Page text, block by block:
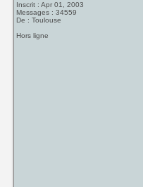
Inscrit : Apr 01, 2003
Messages : 34559
De : Toulouse
Hors ligne